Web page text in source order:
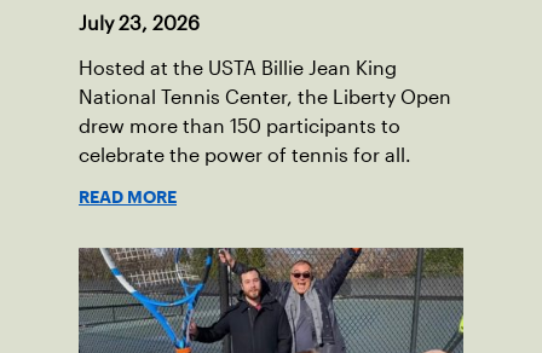
July 23, 2026
Hosted at the USTA Billie Jean King
National Tennis Center, the Liberty Open
drew more than 150 participants to
celebrate the power of tennis for all.
READ MORE